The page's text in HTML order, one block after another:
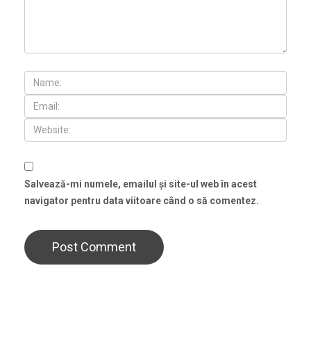
Salvează-mi numele, emailul și site-ul web în acest
navigator pentru data viitoare când o să comentez.